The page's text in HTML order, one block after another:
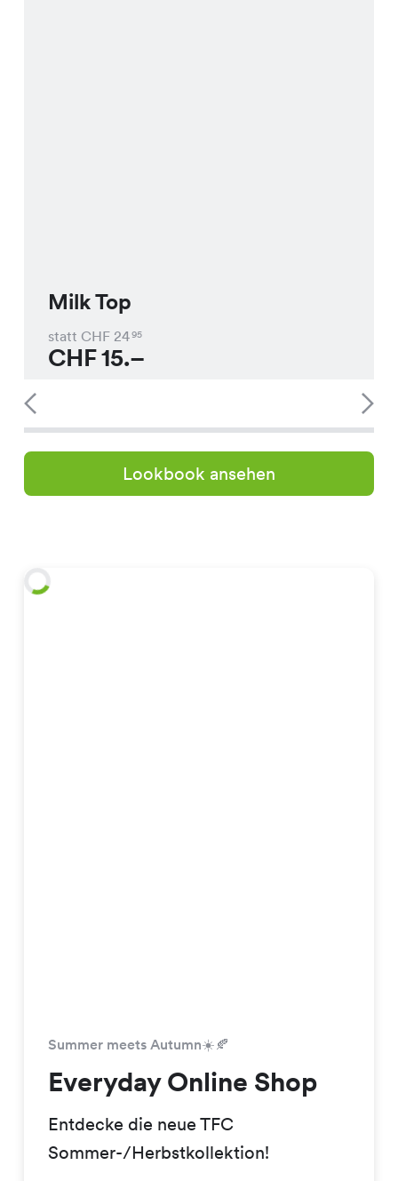
Milk Top
statt CHF 2495
CHF15.–
Lookbook ansehen
Summer meets Autumn☀️🍂
Everyday Online Shop
Entdecke die neue TFC
Sommer-/Herbstkollektion!